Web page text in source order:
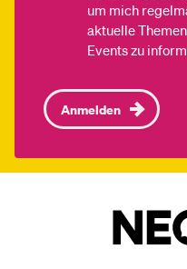
um mich
aktuelle
Events zu
Anmelden